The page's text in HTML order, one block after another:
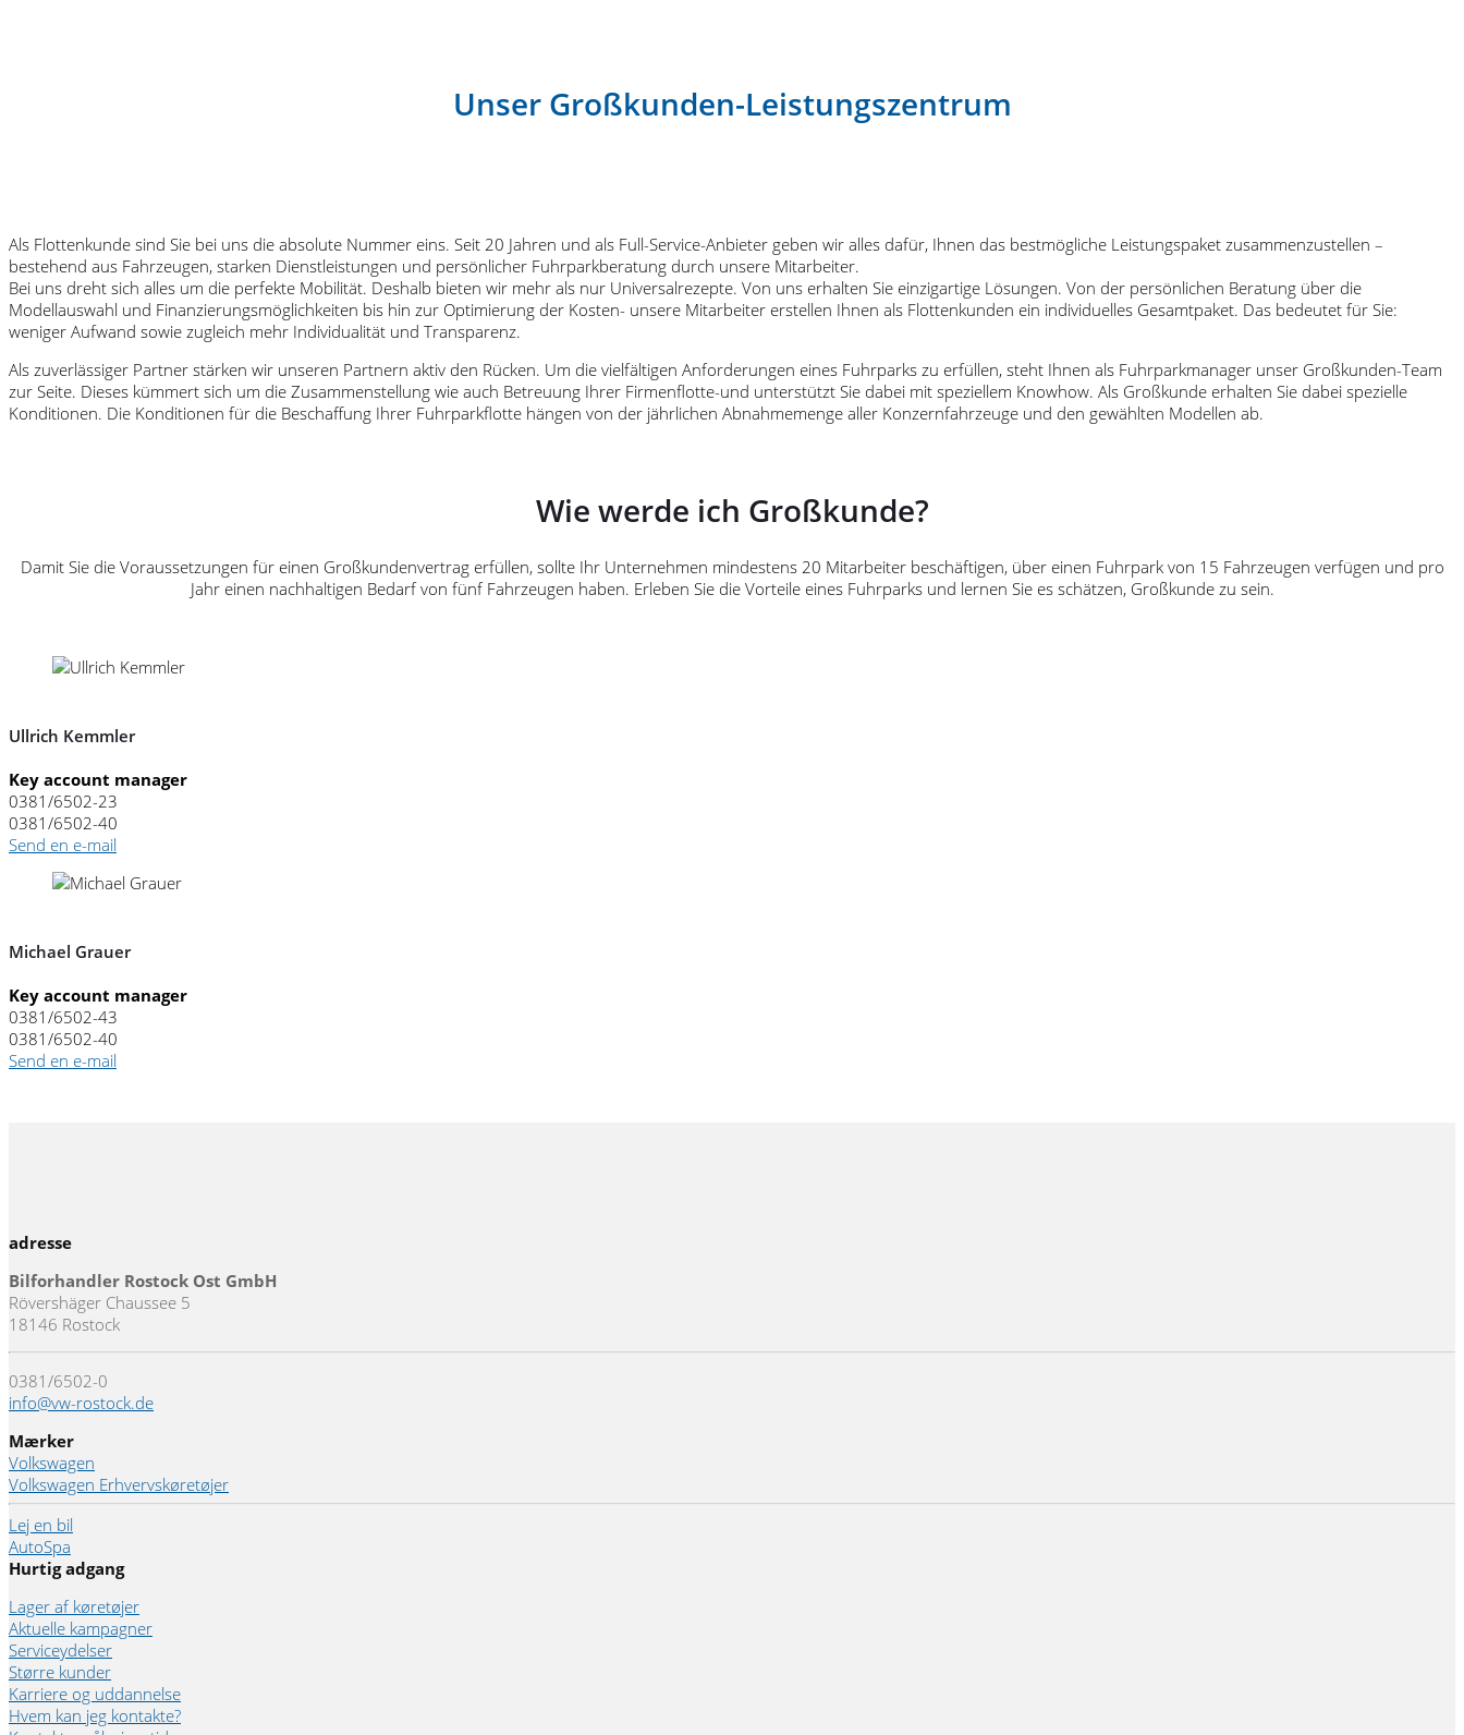
Unser Großkunden-Leistungszentrum
Als Flottenkunde sind Sie bei uns die absolute Nummer eins. Seit 20 Jahren und als Full-Service-Anbieter geben wir alles dafür, Ihnen das bestmögliche Leistungspaket zusammenzustellen –
bestehend aus Fahrzeugen, starken Dienstleistungen und persönlicher Fuhrparkberatung durch unsere Mitarbeiter.
Bei uns dreht sich alles um die perfekte Mobilität. Deshalb bieten wir mehr als nur Universalrezepte. Von uns erhalten Sie einzigartige Lösungen. Von der persönlichen Beratung über die
Modellauswahl und Finanzierungsmöglichkeiten bis hin zur Optimierung der Kosten- unsere Mitarbeiter erstellen Ihnen als Flottenkunden ein individuelles Gesamtpaket. Das bedeutet für Sie:
weniger Aufwand sowie zugleich mehr Individualität und Transparenz.
Als zuverlässiger Partner stärken wir unseren Partnern aktiv den Rücken. Um die vielfältigen Anforderungen eines Fuhrparks zu erfüllen, steht Ihnen als Fuhrparkmanager unser Großkunden-Team
zur Seite. Dieses kümmert sich um die Zusammenstellung wie auch Betreuung Ihrer Firmenflotte-und unterstützt Sie dabei mit speziellem Knowhow. Als Großkunde erhalten Sie dabei spezielle
Konditionen. Die Konditionen für die Beschaffung Ihrer Fuhrparkflotte hängen von der jährlichen Abnahmemenge aller Konzernfahrzeuge und den gewählten Modellen ab.
Wie werde ich Großkunde?
Damit Sie die Voraussetzungen für einen Großkundenvertrag erfüllen, sollte Ihr Unternehmen mindestens 20 Mitarbeiter beschäftigen, über einen Fuhrpark von 15 Fahrzeugen verfügen und pro
Jahr einen nachhaltigen Bedarf von fünf Fahrzeugen haben. Erleben Sie die Vorteile eines Fuhrparks und lernen Sie es schätzen, Großkunde zu sein.
Ullrich Kemmler
Key account manager
0381/6502-23
0381/6502-40
Send en e-mail
Michael Grauer
Key account manager
0381/6502-43
0381/6502-40
Send en e-mail
adresse
Bilforhandler Rostock Ost GmbH
Rövershäger Chaussee 5
18146 Rostock
0381/6502-0
info@vw-rostock.de
Mærker
Volkswagen
Volkswagen Erhvervskøretøjer
Lej en bil
AutoSpa
Hurtig adgang
Lager af køretøjer
Aktuelle kampagner
Serviceydelser
Større kunder
Karriere og uddannelse
Hvem kan jeg kontakte?